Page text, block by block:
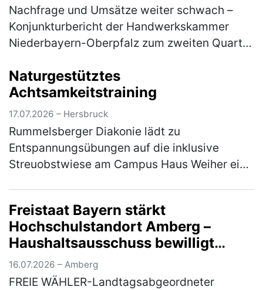
Nachfrage und Umsätze weiter schwach –
Konjunkturbericht der Handwerkskammer
Niederbayern-Oberpfalz zum zweiten Quartal
die konjunkturelle Entwicklung im zwei…
(mehr)
Naturgestütztes
Achtsamkeitstraining
17.07.2026 – Hersbruck
Rummelsberger Diakonie lädt zu
Entspannungsübungen auf die inklusive
Streuobstwiese am Campus Haus Weiher ein
22. Jul…(mehr)
Freistaat Bayern stärkt
Hochschulstandort Amberg –
Haushaltsausschuss bewilligt
Nachtrag für Brandschutz- und
Sanierungsmaßnahmen
16.07.2026 – Amberg
FREIE WÄHLER-Landtagsabgeordneter